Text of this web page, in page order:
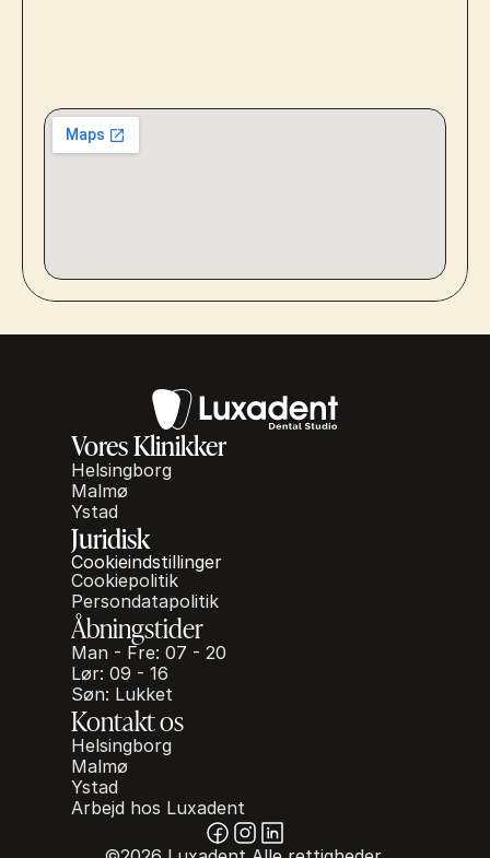
Vores Klinikker
Helsingborg
Malmø
Ystad
Juridisk
Cookieindstillinger
Cookiepolitik
Persondatapolitik
Åbningstider
Man - Fre: 07 - 20
Lør: 09 - 16
Søn: Lukket
Kontakt os
Helsingborg
Malmø
Ystad
Arbejd hos Luxadent